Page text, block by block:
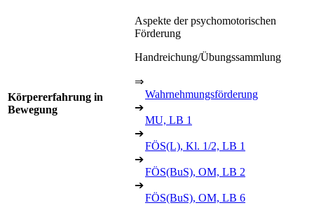
Körpererfahrung in
Bewegung
Aspekte der psychomotorischen
Förderung
Handreichung/Übungssammlung
⇒
Wahrnehmungsförderung
➔
MU, LB 1
➔
FÖS(L), Kl. 1/2, LB 1
➔
FÖS(BuS), OM, LB 2
➔
FÖS(BuS), OM, LB 6